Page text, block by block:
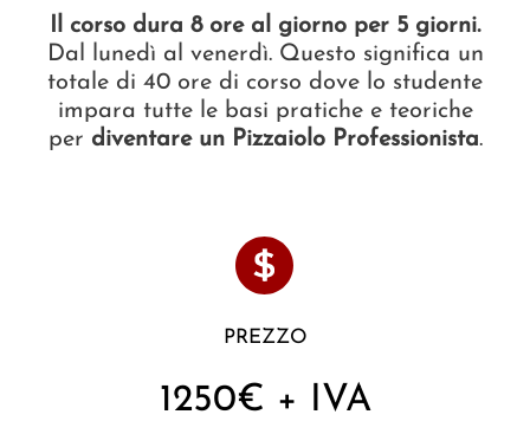
Il corso dura 8 ore al giorno per 5 giorni.
Dal lunedì al venerdì. Questo significa un
totale di 40 ore di corso dove lo studente
impara tutte le basi pratiche e teoriche
per diventare un Pizzaiolo Professionista.
PREZZO
1250€ + IVA